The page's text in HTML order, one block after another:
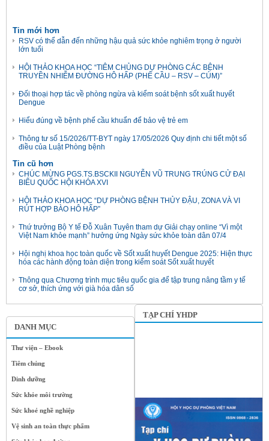
DANH MỤC
Thư viện – Ebook
Tiêm chủng
Dinh dưỡng
Sức khỏe môi trường
Sức khoẻ nghề nghiệp
Vệ sinh an toàn thực phẩm
Tin mới hơn
RSV có thể dẫn đến những hậu quả sức khỏe nghiêm trọng ở người
lớn tuổi
HỘI THẢO KHOA HỌC “TIÊM CHỦNG DỰ PHÒNG CÁC BỆNH
TRUYỀN NHIỄM ĐƯỜNG HÔ HẤP (PHẾ CẦU – RSV – CÚM)”
Đối thoại hợp tác về phòng ngừa và kiểm soát bệnh sốt xuất huyết
Dengue
Hiểu đúng về bệnh phế cầu khuẩn để bảo vệ trẻ em
Thông tư số 15/2026/TT-BYT ngày 17/05/2026 Quy định chi tiết một số
điều của Luật Phòng bệnh
Tin cũ hơn
CHÚC MỪNG PGS.TS.BSCKII NGUYỄN VŨ TRUNG TRÚNG CỬ ĐẠI
BIỂU QUỐC HỘI KHÓA XVI
HỘI THẢO KHOA HỌC “DỰ PHÒNG BỆNH THỦY ĐẬU, ZONA VÀ VI
RÚT HỢP BÀO HÔ HẤP”
Thứ trưởng Bộ Y tế Đỗ Xuân Tuyên tham dự Giải chạy online “Vì một
Việt Nam khỏe mạnh” hưởng ứng Ngày sức khỏe toàn dân 07/4
Hội nghị khoa học toàn quốc về Sốt xuất huyết Dengue 2025: Hiện thực
hóa các hành động toàn diện trong kiểm soát Sốt xuất huyết
Thông qua Chương trình mục tiêu quốc gia để tập trung nâng tầm y tế
cơ sở, thích ứng với già hóa dân số
TẠP CHÍ YHDP